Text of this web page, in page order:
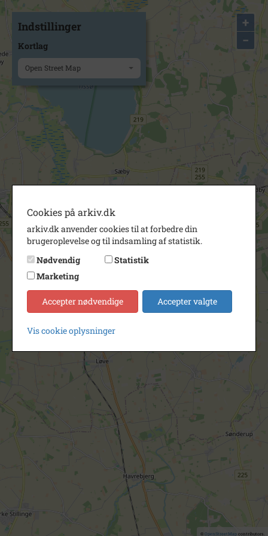
+
−
© OpenStreetMapcontributors.
Indstillinger
Kortlag
Open Street Map
Cookies på arkiv.dk
arkiv.dk anvender cookies til at forbedre din
brugeroplevelse og til indsamling af statistik.
Nødvendig
Statistik
Marketing
Accepter nødvendige Accepter valgte
Vis cookie oplysninger